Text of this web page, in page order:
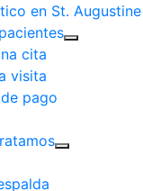
en St. Augustine
cita
visita
pago